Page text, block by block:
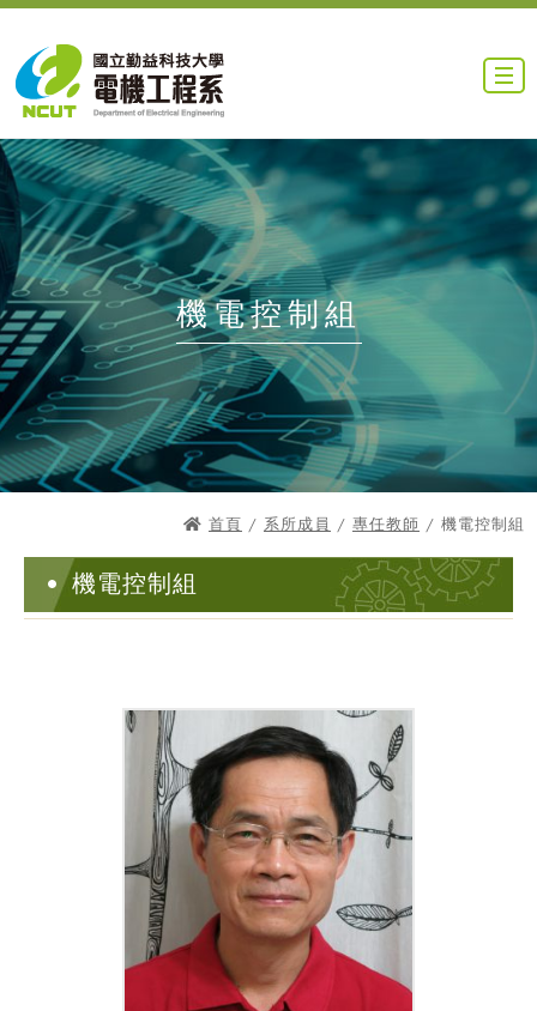
機電控制組
首頁 / 系所成員 / 專任教師 / 機電控制組
機電控制組